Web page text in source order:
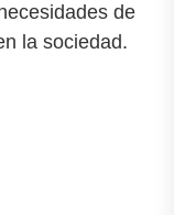
de
la sociedad.